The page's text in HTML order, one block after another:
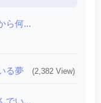
ら何...
る夢 (2,382 View)
でい...